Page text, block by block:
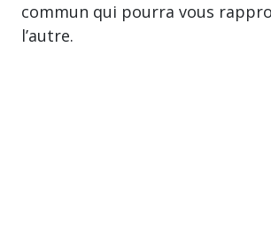
commun qui pourra vous
l’autre.